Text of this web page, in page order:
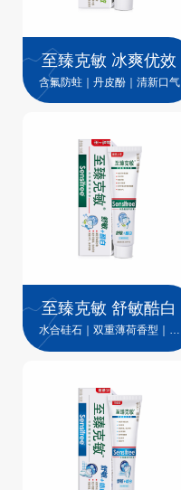
至臻克敏 冰爽优效
含氟防蛀｜丹皮酚｜清新口气
至臻克敏 舒敏酷白
水合硅石｜双重薄荷香型｜瓦